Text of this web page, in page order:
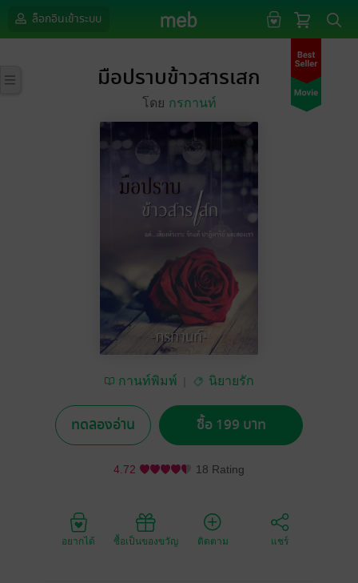
ล็อกอินเข้าระบบ
มือปราบข้าวสารเสก
โดย กรกานท์
กานท์พิมพ์ นิยายรัก
ทดลองอ่าน ซื้อ 199 บาท
4.72 18 Rating
อยากได้ ซื้อเป็นของขวัญ ติดตาม แชร์